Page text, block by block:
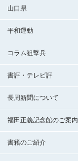
山口県
平和運動
コラム狙撃兵
書評・テレビ評
長周新聞について
福田正義記念館のご案内
書籍のご紹介